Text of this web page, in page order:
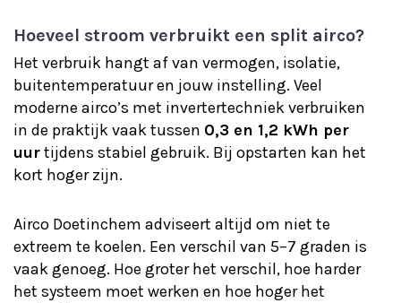
Hoeveel stroom verbruikt een split airco?
Het verbruik hangt af van vermogen, isolatie,
buitentemperatuur en jouw instelling. Veel
moderne airco’s met invertertechniek verbruiken
in de praktijk vaak tussen 0,3 en 1,2 kWh per
uurtijdens stabiel gebruik. Bij opstarten kan het
kort hoger zijn.
Airco Doetinchem adviseert altijd om niet te
extreem te koelen. Een verschil van 5–7 graden is
vaak genoeg. Hoe groter het verschil, hoe harder
het systeem moet werken en hoe hoger het